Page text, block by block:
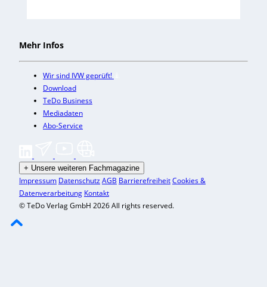
Mehr Infos
Wir sind IVW geprüft!
Download
TeDo Business
Mediadaten
Abo-Service
+ Unsere weiteren Fachmagazine
Impressum DatenschutzAGB BarrierefreiheitCookies &
Datenverarbeitung Kontakt
© TeDo Verlag GmbH 2026 All rights reserved.